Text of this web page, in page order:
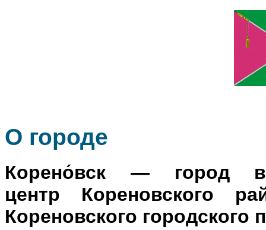
О городе
Корено́вск — город в
центр Кореновского
Кореновского городского